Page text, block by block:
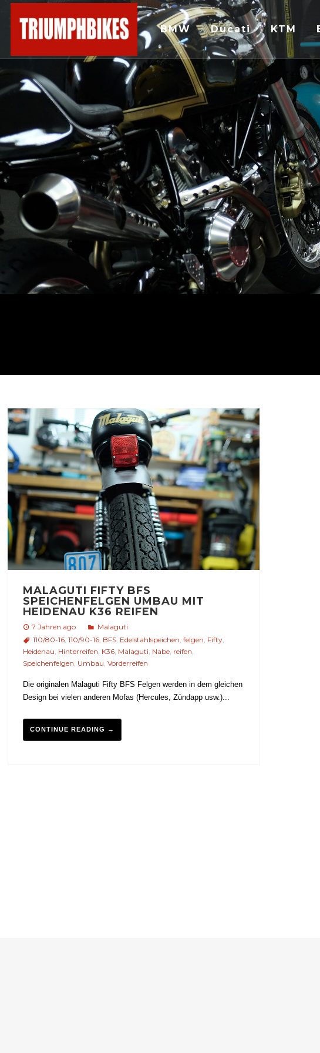
BMW Ducati KTM
MALAGUTI FIFTY BFS
SPEICHENFELGEN UMBAU MIT
HEIDENAU K36 REIFEN
7 Jahren ago
Malaguti
110/80-16 ,110/90-16 BFS Edelstahlspeichen ,felgen Fifty
Heidenau Hinterreifen K36 Malaguti Nabe reifen
Speichenfelgen Umbau ,Vorderreifen
Die originalen Malaguti Fifty BFS Felgen werden in dem gleichen
Design bei vielen anderen Mofas (Hercules, Zündapp usw.)...
CONTINUE READING →